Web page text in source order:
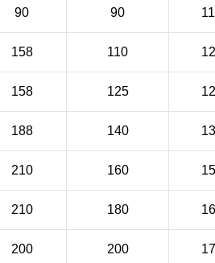
90 90
158 110
158 125
188 140
210 160
210 180
200 200